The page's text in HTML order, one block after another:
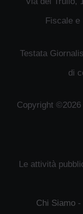
Fiscale e
Testata
di
Copyright
Le attività
Chi Siamo-